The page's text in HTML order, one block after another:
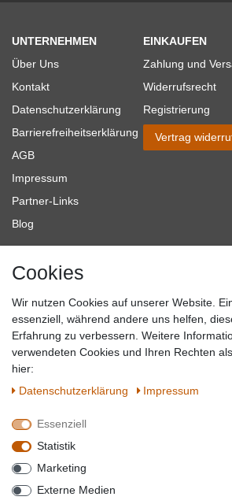
UNTERNEHMEN
Über Uns
Kontakt
Datenschutzerklärung
Barrierefreiheitserklärung
AGB
Impressum
Partner-Links
Blog
EINKAUFEN
Zahlung und
Widerrufsrecht
Registrierung
Vertrag
SICHER EINKAUFEN
QUALITÄT
WIR
Cookies
Wir nutzen Cookies auf unserer Website.
essenziell, während andere uns helfen,
Erfahrung zu verbessern. Weitere
verwendeten Cookies und Ihren Rechten
hier:
Daten­schutz­erklärung
Impressum
Essenziell
Statistik
Marketing
Externe Medien